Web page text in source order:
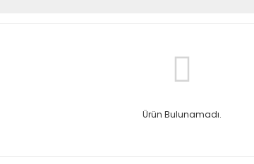
Ürün Bulunamadı.